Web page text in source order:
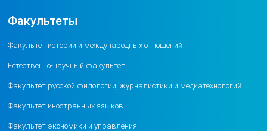
Факультеты
Факультет истории и международных отношений
Естественно-научный факультет
Факультет русской филологии, журналистики и медиатехнологий
Факультет иностранных языков
Факультет экономики и управления